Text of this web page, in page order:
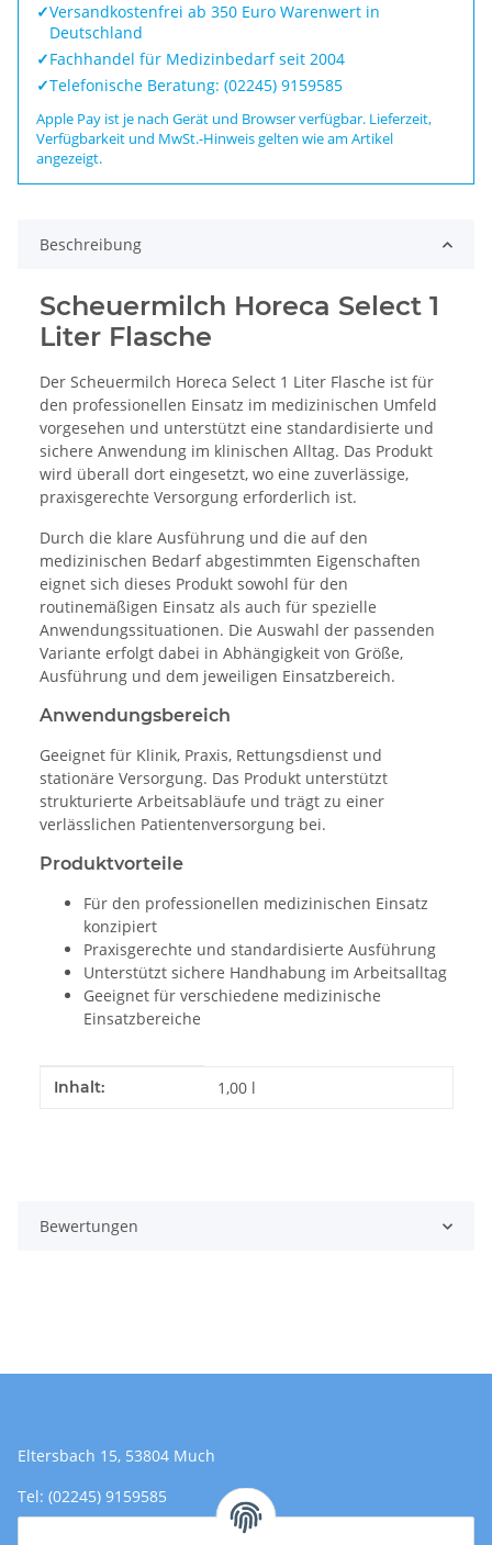
✓Versandkostenfrei ab 350 Euro Warenwert in
Deutschland
✓Fachhandel für Medizinbedarf seit 2004
✓Telefonische Beratung: (02245) 9159585
Apple Pay ist je nach Gerät und Browser verfügbar. Lieferzeit,
Verfügbarkeit und MwSt.-Hinweis gelten wie am Artikel
angezeigt.
Beschreibung
Scheuermilch Horeca Select 1
Liter Flasche
Der Scheuermilch Horeca Select 1 Liter Flasche ist für
den professionellen Einsatz im medizinischen Umfeld
vorgesehen und unterstützt eine standardisierte und
sichere Anwendung im klinischen Alltag. Das Produkt
wird überall dort eingesetzt, wo eine zuverlässige,
praxisgerechte Versorgung erforderlich ist.
Durch die klare Ausführung und die auf den
medizinischen Bedarf abgestimmten Eigenschaften
eignet sich dieses Produkt sowohl für den
routinemäßigen Einsatz als auch für spezielle
Anwendungssituationen. Die Auswahl der passenden
Variante erfolgt dabei in Abhängigkeit von Größe,
Ausführung und dem jeweiligen Einsatzbereich.
Anwendungsbereich
Geeignet für Klinik, Praxis, Rettungsdienst und
stationäre Versorgung. Das Produkt unterstützt
strukturierte Arbeitsabläufe und trägt zu einer
verlässlichen Patientenversorgung bei.
Produktvorteile
Für den professionellen medizinischen Einsatz
konzipiert
Praxisgerechte und standardisierte Ausführung
Unterstützt sichere Handhabung im Arbeitsalltag
Geeignet für verschiedene medizinische
Einsatzbereiche
Produkteigenschaft
Wert
Inhalt: 1,00 l
Bewertungen
Eltersbach 15, 53804 Much
Tel: (02245) 9159585
Email: Kontakt@toromedical.de